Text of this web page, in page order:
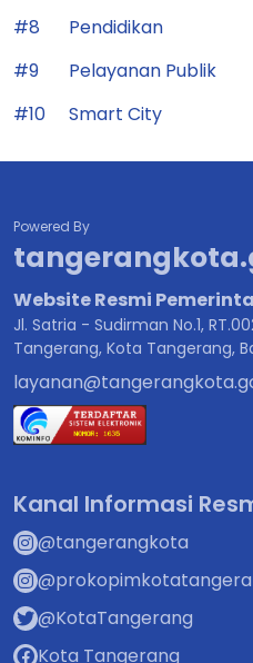
#8
Pendidikan
#9
Pelayanan Publik
#10
Smart City
Powered By
Website Resmi
Jl. Satria - Sudirman No.1,
Tangerang, Kota Tangerang,
Kanal Informasi
@tangerangkota
@KotaTangerang
Kota Tangerang